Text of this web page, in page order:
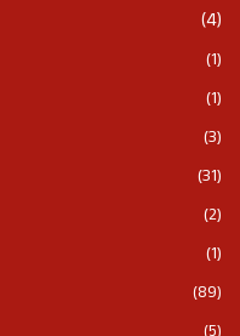
(4)
(1)
(1)
(3)
(31)
(2)
(1)
(89)